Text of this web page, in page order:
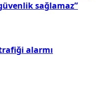
sağlamaz”
alarmı